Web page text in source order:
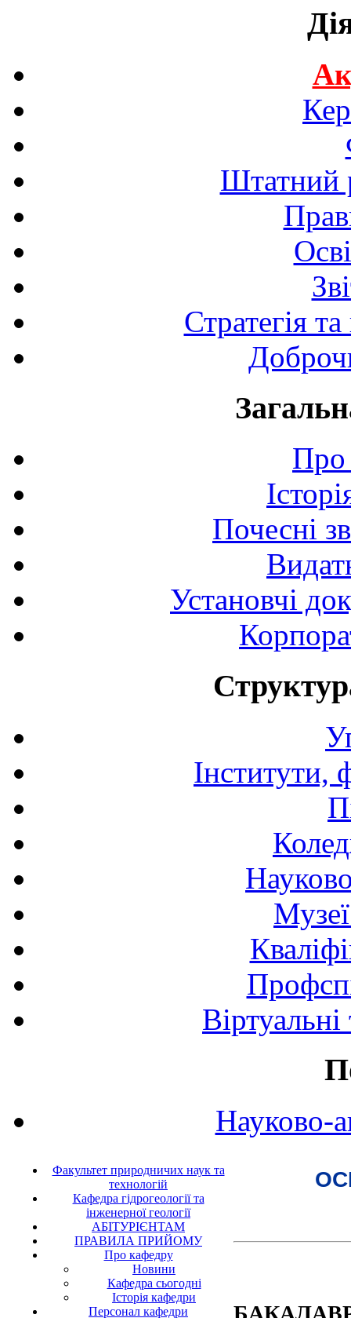
Штатний
Стратегія
Про
Почесні
Установчі
Інститути,
Науково-
Факультет природничих наук та
технологій
Кафедра гідрогеології та
інженерної геології
АБІТУРІЄНТАМ
ПРАВИЛА ПРИЙОМУ
Про кафедру
Новини
Кафедра сьогодні
Історія кафедри
Персонал кафедри